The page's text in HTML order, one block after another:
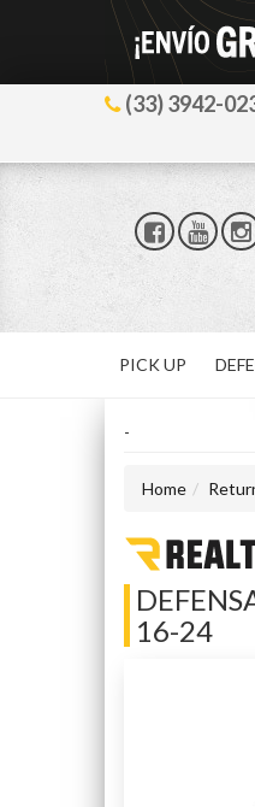
(33) 3942-
PICK UP
-
Home
16-24